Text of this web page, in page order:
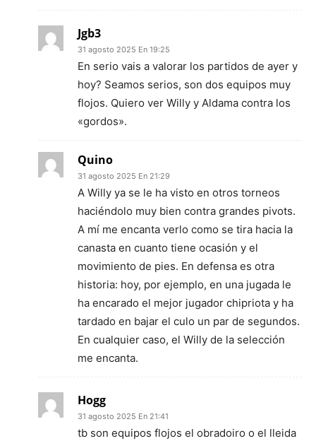
Jgb3
31 agosto 2025 En 19:25
En serio vais a valorar los partidos de ayer y
hoy? Seamos serios, son dos equipos muy
flojos. Quiero ver Willy y Aldama contra los
«gordos».
Quino
31 agosto 2025 En 21:29
A Willy ya se le ha visto en otros torneos
haciéndolo muy bien contra grandes pivots.
A mí me encanta verlo como se tira hacia la
canasta en cuanto tiene ocasión y el
movimiento de pies. En defensa es otra
historia: hoy, por ejemplo, en una jugada le
ha encarado el mejor jugador chipriota y ha
tardado en bajar el culo un par de segundos.
En cualquier caso, el Willy de la selección
me encanta.
Hogg
31 agosto 2025 En 21:41
tb son equipos flojos el obradoiro o el lleida